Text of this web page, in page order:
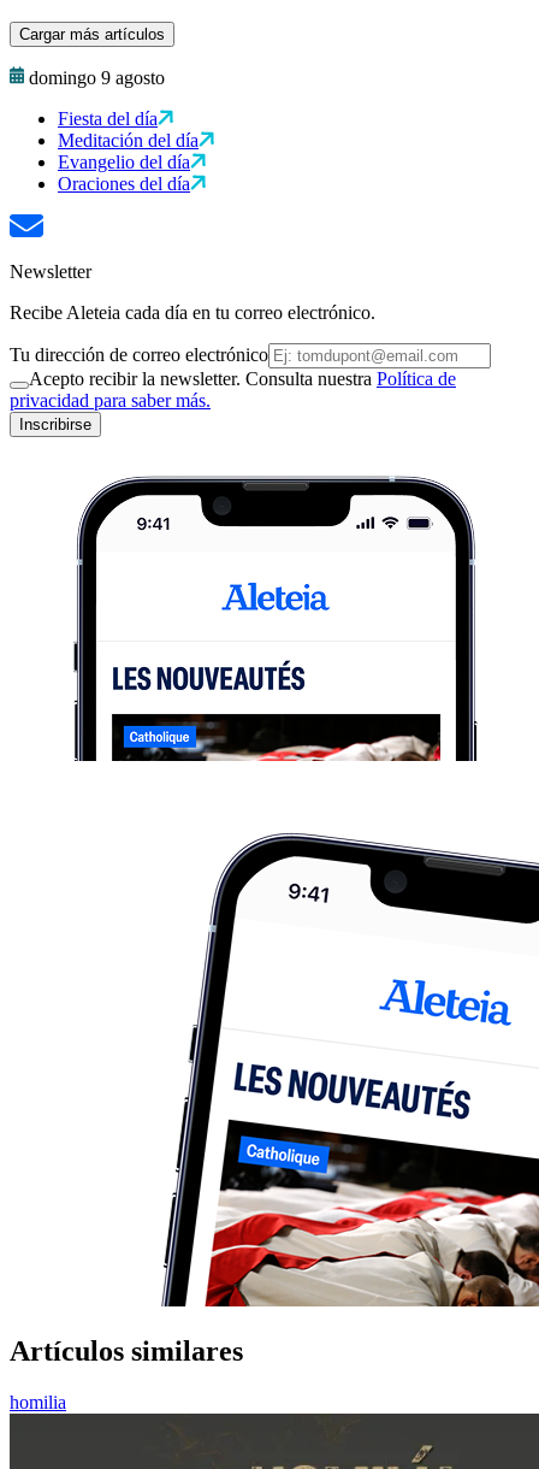
Cargar más artículos
domingo 9 agosto
Fiesta del día
Meditación del día
Evangelio del día
Oraciones del día
Newsletter
Recibe Aleteia cada día en tu correo electrónico.
Tu dirección de correo electrónico
Acepto recibir la newsletter. Consulta nuestra Política de
privacidad para saber más.
Inscribirse
Artículos similares
homilia